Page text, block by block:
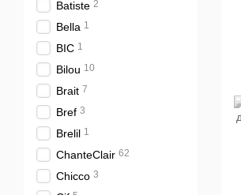
Batiste 2
Bella 1
BIC 1
Bilou 10
Brait 7
Bref 3
Brelil 1
ChanteClair 62
Chicco 3